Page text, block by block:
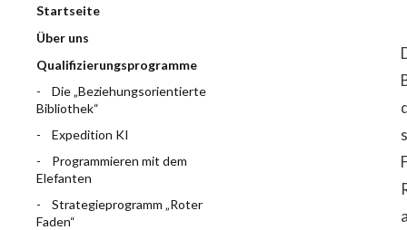
Startseite
Über uns
Qualifizierungsprogramme
Die „Beziehungsorientierte
Bibliothek“
Expedition KI
Programmieren mit dem
Elefanten
Strategieprogramm „Roter
Faden“